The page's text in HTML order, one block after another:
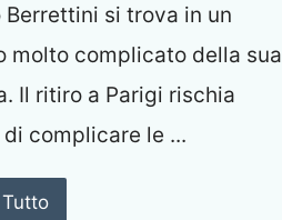
Berrettini si trova in un
molto complicato della sua
Il ritiro a Parigi rischia
complicare le ...